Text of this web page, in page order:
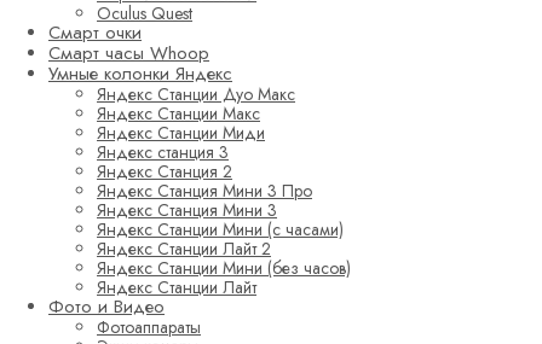
Oculus Quest
Смарт очки
Смарт часы Whoop
Умные колонки Яндекс
Яндекс Станции Дуо Макс
Яндекс Станции Макс
Яндекс Станции Миди
Яндекс станция 3
Яндекс Станция 2
Яндекс Станция Мини 3 Про
Яндекс Станция Мини 3
Яндекс Станции Мини (с часами)
Яндекс Станции Лайт 2
Яндекс Станции Мини (без часов)
Яндекс Станции Лайт
Фото и Видео
Фотоаппараты